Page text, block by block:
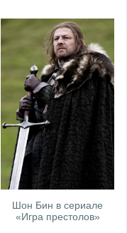
Шон Бин в сериале
«Игра престолов»